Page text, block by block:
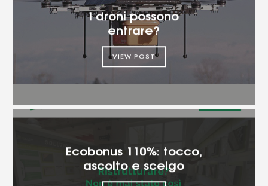
I droni possono
entrare?
VIEW POST
Ecobonus 110%: tocco,
ascolto e scelgo